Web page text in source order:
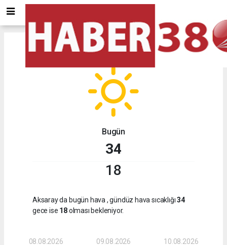
Bugün
34
18
Aksaray da bugün hava , gündüz hava sıcaklığı34
gece ise 18olması bekleniyor.
08.08.2026 09.08.2026 10.08.2026